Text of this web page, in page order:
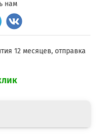
нам
12 месяцев, отправка